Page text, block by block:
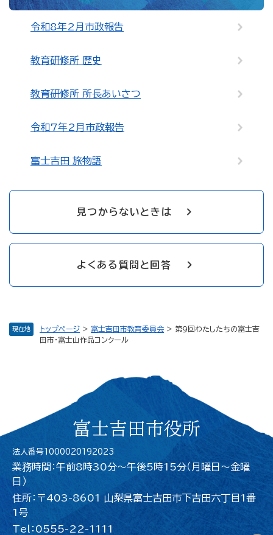
現在地 トップページ > 富士吉田市教育委員会 > 第9回わたしたちの富士吉
田市・富士山作品コンクール
令和8年2月市政報告
教育研修所 歴史
教育研修所 所長あいさつ
令和7年2月市政報告
富士吉田 旅物語
見つからないときは
よくある質問と回答
富士吉田市役所
法人番号1000020192023
業務時間：午前8時30分～午後5時15分（月曜日〜金曜
日）
住所：〒403-8601 山梨県富士吉田市下吉田六丁目1番
1号
Tel：0555-22-1111